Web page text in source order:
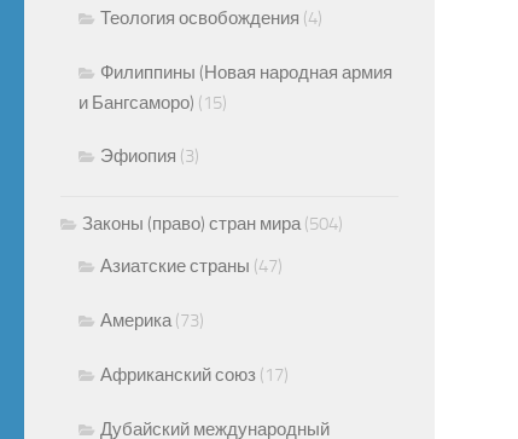
Теология освобождения (4)
Филиппины (Новая народная армия
и Бангсаморо) (15)
Эфиопия (3)
Законы (право) стран мира (504)
Азиатские страны (47)
Америка (73)
Африканский союз (17)
Дубайский международный